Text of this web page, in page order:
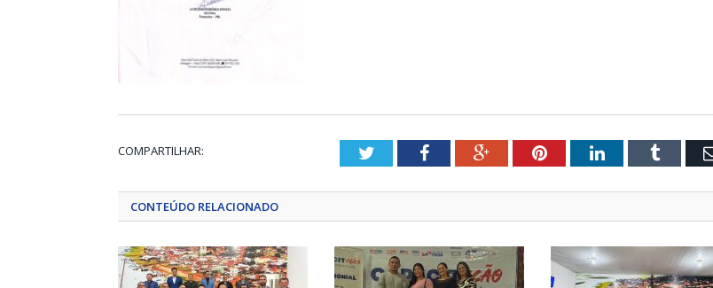
COMPARTILHAR: TwitterFacebookGoogle+PinterestLinkedInTumblr
CONTEÚDO RELACIONADO